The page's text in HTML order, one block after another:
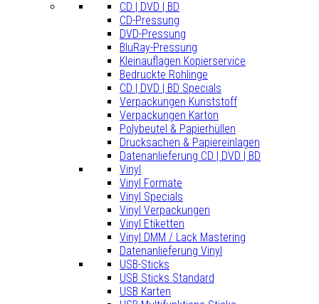
CD | DVD | BD
CD-Pressung
DVD-Pressung
BluRay-Pressung
Kleinauflagen Kopierservice
Bedruckte Rohlinge
CD | DVD | BD Specials
Verpackungen Kunststoff
Verpackungen Karton
Polybeutel & Papierhüllen
Drucksachen & Papiereinlagen
Datenanlieferung CD | DVD | BD
Vinyl
Vinyl Formate
Vinyl Specials
Vinyl Verpackungen
Vinyl Etiketten
Vinyl DMM / Lack Mastering
Datenanlieferung Vinyl
USB-Sticks
USB Sticks Standard
USB Karten